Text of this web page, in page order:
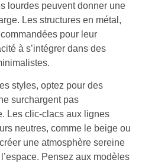
lourdes peuvent donner une
Les structures en métal,
pour leur
à s’intégrer dans des
styles, optez pour des
surchargent pas
Les clic-clacs aux lignes
neutres, comme le beige ou
une atmosphère sereine
Pensez aux modèles